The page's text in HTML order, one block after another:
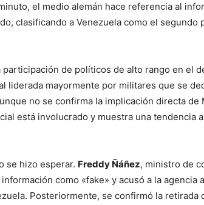
el medio alemán hace referencia al
clasificando a Venezuela como el segundo
participación de políticos de alto rango en el
liderada mayormente por militares que se
no se confirma la implicación directa de
está involucrado y muestra una tendencia
se hizo esperar. Freddy Ñáñez, ministro de
como «fake» y acusó a la agencia
Posteriormente, se confirmó la retirada